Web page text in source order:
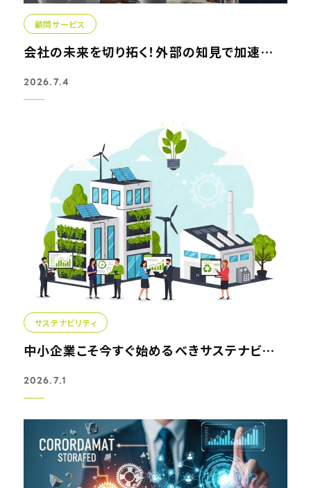
顧問サービス
会社の未来を切り拓く！外部の知見で加速する幹部候補育成プラン
2026.7.4
サステナビリティ
中小企業こそ今すぐ始めるべきサステナビリティ革新の全貌
2026.7.1